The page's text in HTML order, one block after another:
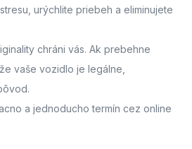
urýchlite priebeh a eliminujete
chráni vás. Ak prebehne
vaše vozidlo je legálne,
a jednoducho termín cez online